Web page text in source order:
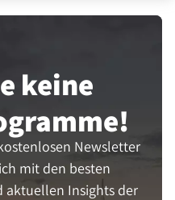
keine
Newsletter
mit den besten
aktuellen Insights der